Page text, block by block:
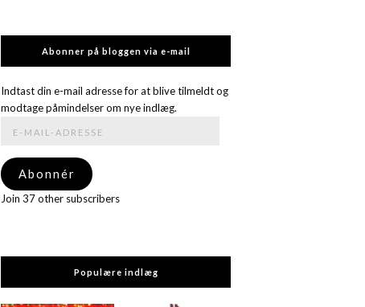
Abonner på bloggen via e-mail
Indtast din e-mail adresse for at blive tilmeldt og
modtage påmindelser om nye indlæg.
adresse
Abonnér
Join 37 other subscribers
Populære indlæg